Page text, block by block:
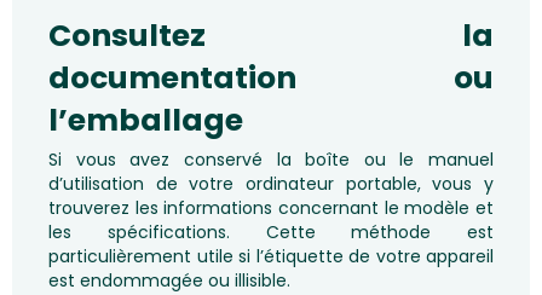
Consultez la
documentation ou
l’emballage
Si vous avez conservé la boîte ou le manuel
d’utilisation de votre ordinateur portable, vous y
trouverez les informations concernant le modèle et
les spécifications. Cette méthode est
particulièrement utile si l’étiquette de votre appareil
est endommagée ou illisible.